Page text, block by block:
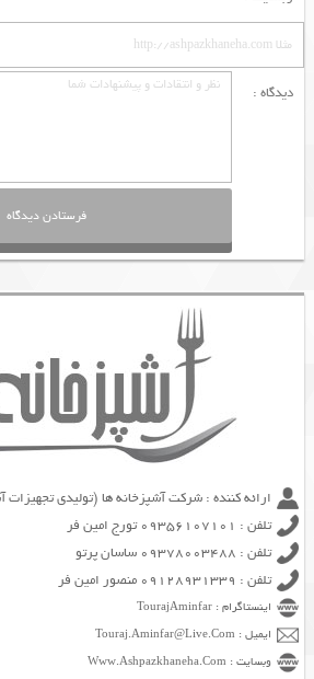
دیدگاه :
ارائه کننده : شرکت آشپزخانه ها (تولیدی تجهیزات
تلفن : 09356107101 تورج امین فر
تلفن : 09378003488 ساسان پرتو
تلفن : 09128931339 منصور امین فر
اینستاگرام : TourajAminfar
ایمیل : Touraj.Aminfar@Live.Com
وبسایت : Www.Ashpazkhaneha.Com